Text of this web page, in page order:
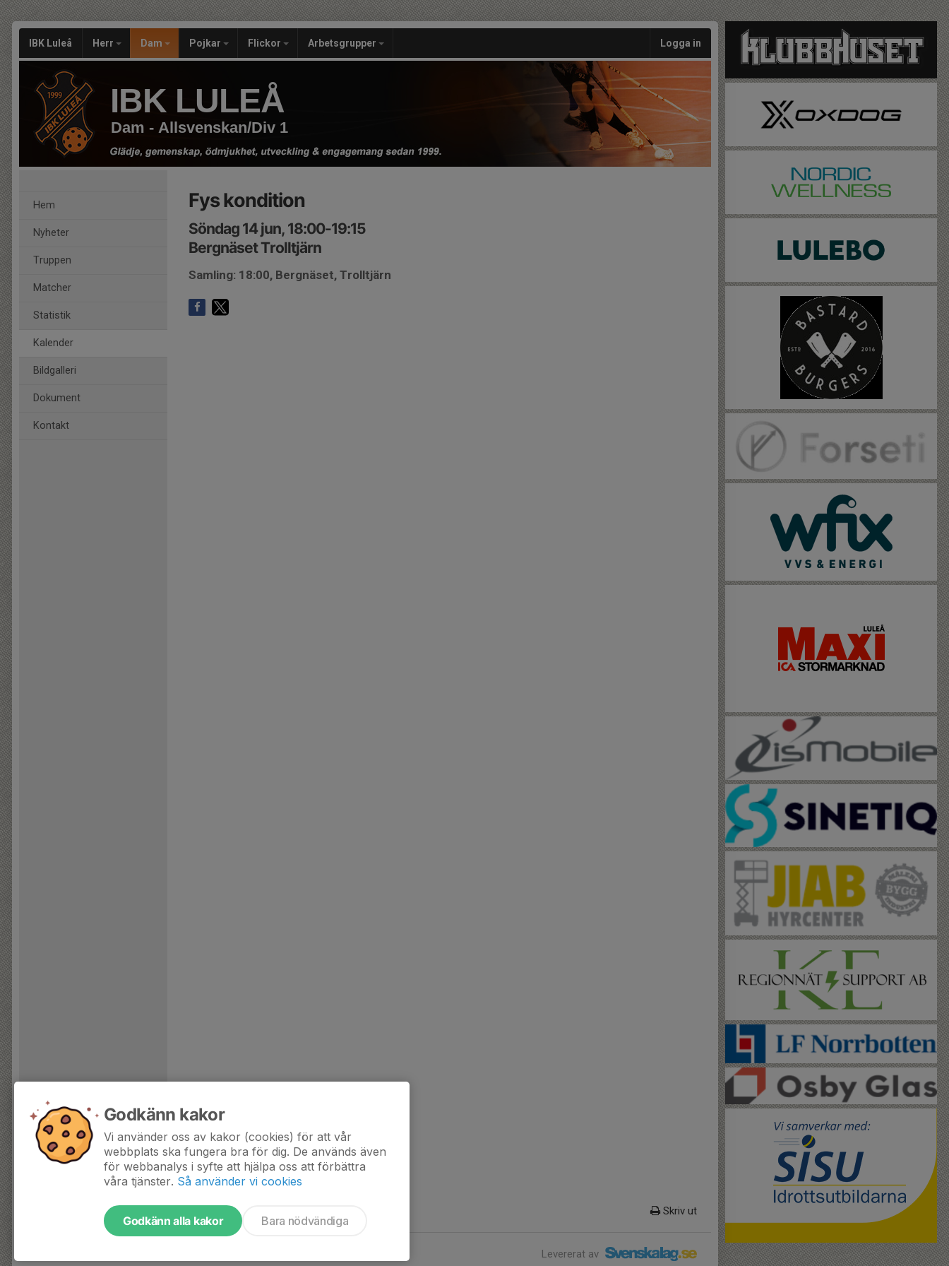
IBK Luleå Herr Dam Pojkar Flickor Arbetsgrupper Logga in
IBK LULEÅ
Dam - Allsvenskan/Div 1
Hem
Nyheter
Truppen
Matcher
Statistik
Kalender
Bildgalleri
Dokument
Kontakt
Fys kondition
Söndag 14 jun, 18:00-19:15
Bergnäset Trolltjärn
Samling: 18:00, Bergnäset, Trolltjärn
Skriv ut
Levererat av
Godkänn kakor
Vi använder oss av kakor (cookies) för att vår
webbplats ska fungera bra för dig. De används även
för webbanalys i syfte att hjälpa oss att förbättra
våra tjänster. Så använder vi cookies
Godkänn alla kakor Bara nödvändiga